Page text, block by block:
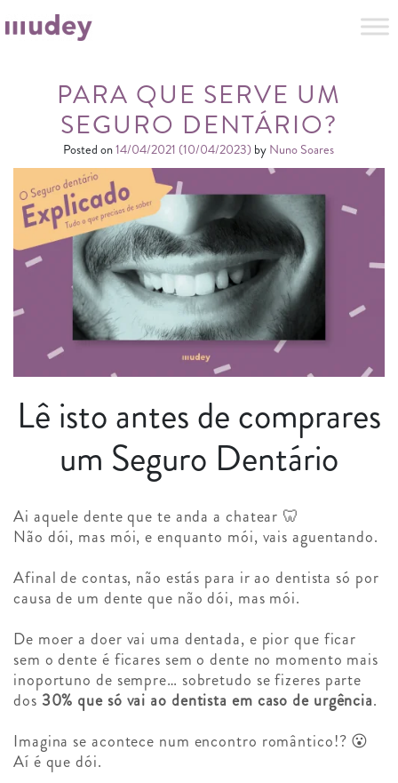
PARA QUE SERVE UM
SEGURO DENTÁRIO?
Posted on14/04/2021 (10/04/2023) by Nuno Soares
Lê isto antes de comprares
um Seguro Dentário
Ai aquele dente que te anda a chatear 🦷
Não dói, mas mói, e enquanto mói, vais aguentando.
Afinal de contas, não estás para ir ao dentista só por
causa de um dente que não dói, mas mói.
De moer a doer vai uma dentada, e pior que ficar
sem o dente é ficares sem o dente no momento mais
inoportuno de sempre… sobretudo se fizeres parte
dos 30% que só vai ao dentista em caso de urgência.
Imagina se acontece num encontro romântico!? 😮
Aí é que dói.